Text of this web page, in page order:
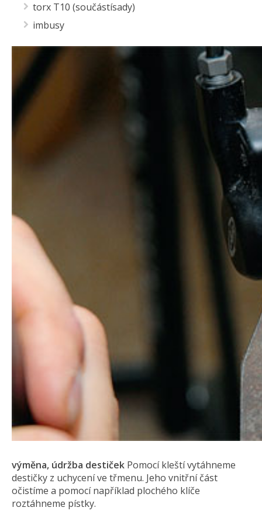
torx T10 (součástísady)
imbusy
výměna, údržba destiček Pomocí kleští vytáhneme
destičky z uchycení ve třmenu. Jeho vnitřní část
očistíme a pomocí například plochého klíče
roztáhneme pístky.